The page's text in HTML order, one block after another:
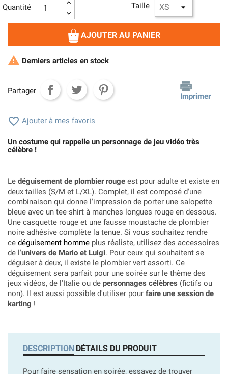
Taille
Quantité
AJOUTER AU PANIER
 Derniers articles en stock
Partager
Imprimer
 Ajouter à mes favoris
Un costume qui rappelle un personnage de jeu vidéo très
célèbre !
Le déguisement de plombier rouge est pour adulte et existe en
deux tailles (S/M et L/XL). Complet, il est composé d'une
combinaison qui donne l'impression de porter une salopette
bleue avec un tee-shirt à manches longues rouge en dessous.
Une casquette rouge et une fausse moustache de plombier
noire adhésive complète la tenue. Si vous souhaitez rendre
ce déguisement homme plus réaliste, utilisez des accessoires
de l'univers de Mario et Luigi. Pour ceux qui souhaitent se
déguiser à deux, il existe le plombier vert assorti. Ce
déguisement sera parfait pour une soirée sur le thème des
jeux vidéos, de l'Italie ou de personnages célèbres (fictifs ou
non). Il est aussi possible d'utiliser pour faire une session de
karting !
DESCRIPTION DÉTAILS DU PRODUIT
Pour faire sensation en soirée, essayez de trouver